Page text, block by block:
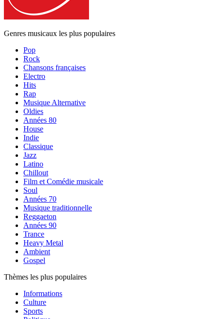
Genres musicaux les plus populaires
Pop
Rock
Chansons françaises
Electro
Hits
Rap
Musique Alternative
Oldies
Années 80
House
Indie
Classique
Jazz
Latino
Chillout
Film et Comédie musicale
Soul
Années 70
Musique traditionnelle
Reggaeton
Années 90
Trance
Heavy Metal
Ambient
Gospel
Thèmes les plus populaires
Informations
Culture
Sports